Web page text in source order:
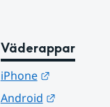
Väderappar
iPhone
Länk till
Android
Länk till